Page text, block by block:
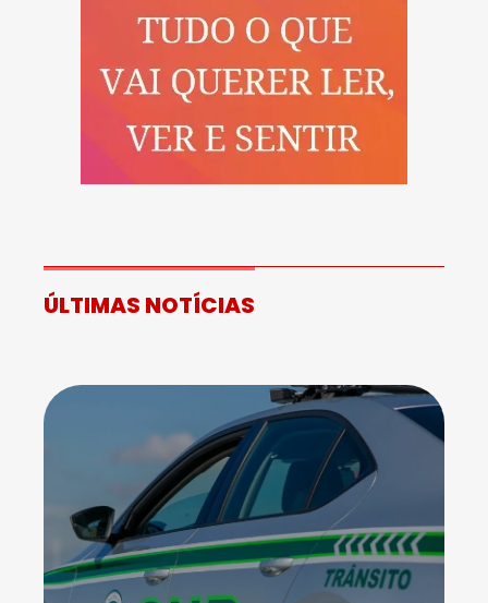
ÚLTIMAS NOTÍCIAS